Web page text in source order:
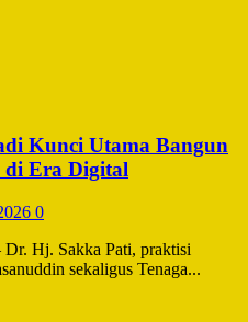
Kunci Utama Bangun
di Era Digital
0
Hj. Sakka Pati, praktisi
sekaligus Tenaga...